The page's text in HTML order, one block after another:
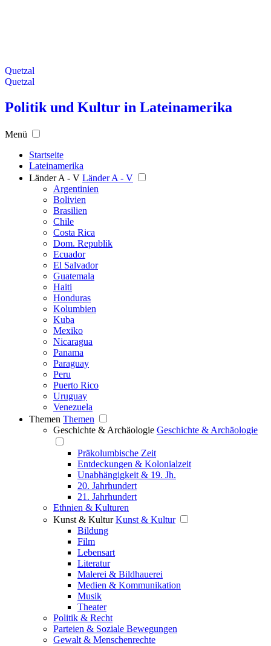
Quetzal
Quetzal
Politik und Kultur in Lateinamerika
Menü
Startseite
Lateinamerika
Länder A - V Länder A - V
Argentinien
Bolivien
Brasilien
Chile
Costa Rica
Dom. Republik
Ecuador
El Salvador
Guatemala
Haiti
Honduras
Kolumbien
Kuba
Mexiko
Nicaragua
Panama
Paraguay
Peru
Puerto Rico
Uruguay
Venezuela
Themen Themen
Geschichte & Archäologie Geschichte & Archäologie
Präkolumbische Zeit
Entdeckungen & Kolonialzeit
Unabhängigkeit & 19. Jh.
20. Jahrhundert
21. Jahrhundert
Ethnien & Kulturen
Kunst & Kultur Kunst & Kultur
Bildung
Film
Lebensart
Literatur
Malerei & Bildhauerei
Medien & Kommunikation
Musik
Theater
Politik & Recht
Parteien & Soziale Bewegungen
Gewalt & Menschenrechte